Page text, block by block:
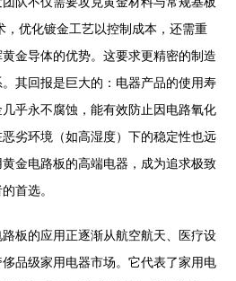
，优化镀金工艺以控制成本，还需重
金导体的优势。这要求更精密的制造
其回报是巨大的：电器产品的使用寿
乎永不腐蚀，能有效防止因电路氧化
劣环境（如高湿度）下的稳定性也远
金电路板的高端电器，成为追求极致
首选。
板的应用正逐渐从航空航天、医疗设
品级家用电器市场。它代表了家用电